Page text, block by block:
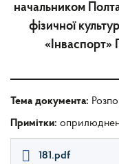
начальником
фізичної
«Інваспорт»
Тема документа:
Примітки:
181.pdf